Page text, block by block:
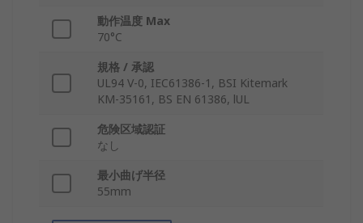
動作温度 Max
70°C
規格 / 承認
UL94 V-0, IEC61386-1, BSI Kitemark
KM-35161, BS EN 61386, lUL
危険区域認証
なし
最小曲げ半径
55mm